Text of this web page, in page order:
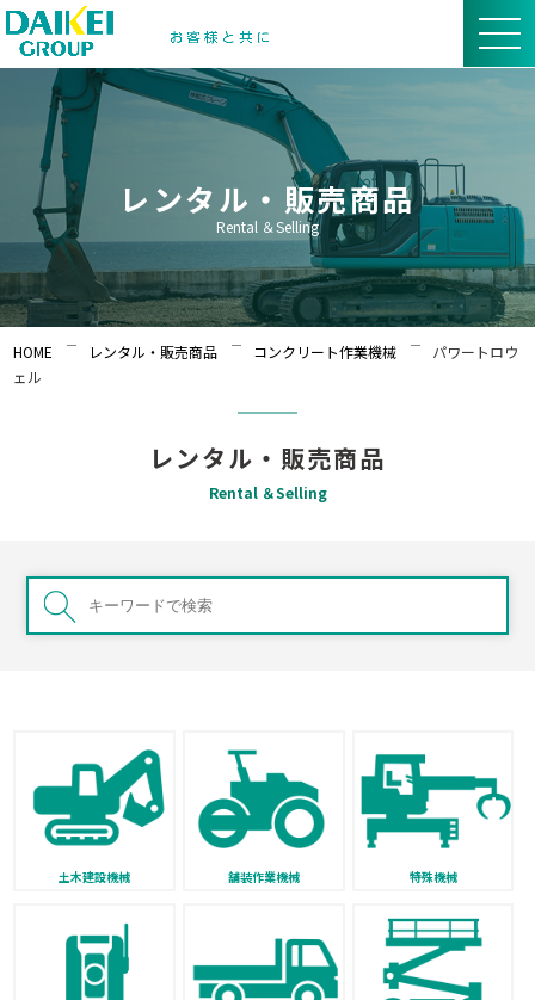
レンタル・販売商品
Rental ＆Selling
HOME レンタル・販売商品 コンクリート作業機械
パワートロウ
ェル
レンタル・販売商品
Rental ＆Selling
土木建設機械 舗装作業機械 特殊機械